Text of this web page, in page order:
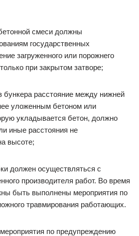
смеси должны
государственных
загруженного или порожнего
при закрытом затворе;
бункера расстояние между нижней
уложенным бетоном или
укладывается бетон, должно
иные расстояния не
высоте;
должен осуществляться с
производителя работ. Во время
быть выполнены мероприятия по
травмирования работающих.
по предупреждению